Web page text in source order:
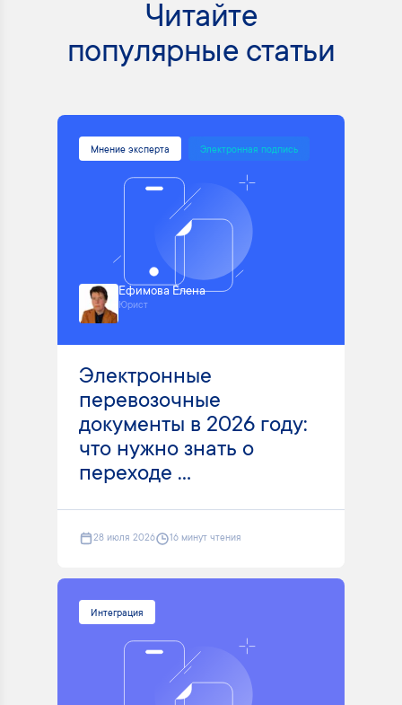
Читайте
популярные статьи
Мнение эксперта Электронная подпись
Ефимова Елена
Юрист
Электронные
перевозочные
документы в 2026 году:
что нужно знать о
переходе ...
28 июля 2026 16 минут чтения
Интеграция